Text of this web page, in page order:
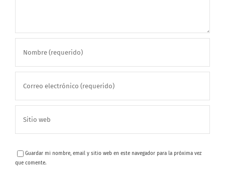
Guardar mi nombre, email y sitio web en este navegador para la próxima vez
que comente.